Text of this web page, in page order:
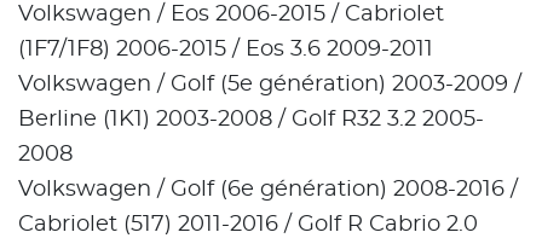
Volkswagen / Eos 2006-2015 / Cabriolet
(1F7/1F8) 2006-2015 / Eos 3.6 2009-2011
Volkswagen / Golf (5e génération) 2003-2009 /
Berline (1K1) 2003-2008 / Golf R32 3.2 2005-
2008
Volkswagen / Golf (6e génération) 2008-2016 /
Cabriolet (517) 2011-2016 / Golf R Cabrio 2.0